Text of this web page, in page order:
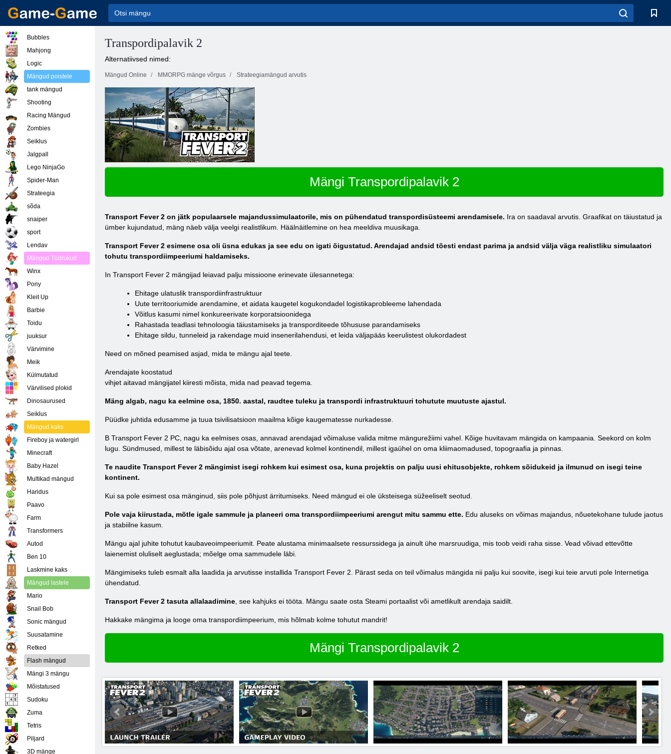
Transpordipalavik 2
Alternatiivsed nimed:
Mängud Online MMORPG mänge võrgus Strateegiamängud arvutis
Mängi Transpordipalavik 2
Transport Fever 2 on jätk populaarsele majandussimulaatorile, mis on pühendatud transpordisüsteemi arendamisele. Ira on saadaval arvutis. Graafikat on täiustatud ja
ümber kujundatud, mäng näeb välja veelgi realistlikum. Häälnäitlemine on hea meeldiva muusikaga.
Transport Fever 2 esimene osa oli üsna edukas ja see edu on igati õigustatud. Arendajad andsid tõesti endast parima ja andsid välja väga realistliku simulaatori
tohutu transpordiimpeeriumi haldamiseks.
In Transport Fever 2 mängijad leiavad palju missioone erinevate ülesannetega:
Ehitage ulatuslik transpordiinfrastruktuur
Uute territooriumide arendamine, et aidata kaugetel kogukondadel logistikaprobleeme lahendada
Võitlus kasumi nimel konkureerivate korporatsioonidega
Rahastada teadlasi tehnoloogia täiustamiseks ja transporditeede tõhususe parandamiseks
Ehitage sildu, tunneleid ja rakendage muid insenerilahendusi, et leida väljapääs keerulistest olukordadest
Need on mõned peamised asjad, mida te mängu ajal teete.
Arendajate koostatud
vihjet aitavad mängijatel kiiresti mõista, mida nad peavad tegema.
Mäng algab, nagu ka eelmine osa, 1850. aastal, raudtee tuleku ja transpordi infrastruktuuri tohutute muutuste ajastul.
Püüdke juhtida edusamme ja tuua tsivilisatsioon maailma kõige kaugematesse nurkadesse.
В Transport Fever 2 PC, nagu ka eelmises osas, annavad arendajad võimaluse valida mitme mängurežiimi vahel. Kõige huvitavam mängida on kampaania. Seekord on kolm
lugu. Sündmused, millest te läbisõidu ajal osa võtate, arenevad kolmel kontinendil, millest igaühel on oma kliimaomadused, topograafia ja pinnas.
Te naudite Transport Fever 2 mängimist isegi rohkem kui esimest osa, kuna projektis on palju uusi ehitusobjekte, rohkem sõidukeid ja ilmunud on isegi teine
kontinent.
Kui sa pole esimest osa mänginud, siis pole põhjust ärritumiseks. Need mängud ei ole üksteisega süžeeliselt seotud.
Pole vaja kiirustada, mõtle igale sammule ja planeeri oma transpordiimpeeriumi arengut mitu sammu ette. Edu aluseks on võimas majandus, nõuetekohane tulude jaotus
ja stabiilne kasum.
Mängu ajal juhite tohutut kaubaveoimpeeriumit. Peate alustama minimaalsete ressurssidega ja ainult ühe marsruudiga, mis toob veidi raha sisse. Vead võivad ettevõtte
laienemist oluliselt aeglustada; mõelge oma sammudele läbi.
Mängimiseks tuleb esmalt alla laadida ja arvutisse installida Transport Fever 2. Pärast seda on teil võimalus mängida nii palju kui soovite, isegi kui teie arvuti pole Internetiga
ühendatud.
Transport Fever 2 tasuta allalaadimine , see kahjuks ei tööta. Mängu saate osta Steami portaalist või ametlikult arendaja saidilt.
Hakkake mängima ja looge oma transpordiimpeerium, mis hõlmab kolme tohutut mandrit!
Mängi Transpordipalavik 2
Bubbles
Mahjong
Logic
Mängud poistele
tank mängud
Shooting
Racing Mängud
Zombies
Seiklus
Jalgpall
Lego NinjaGo
Spider-Man
Strateegia
sõda
snaiper
sport
Lendav
Mängud Tüdrukud
Winx
Pony
Kleit Up
Barbie
Toidu
juuksur
Värvimine
Meik
Külmutatud
Värvilised plokid
Dinosaurused
Seiklus
Mängud kaks
Fireboy ja watergirl
Minecraft
Baby Hazel
Multikad mängud
Haridus
Paavo
Farm
Transformers
Autod
Ben 10
Laskmine kaks
Mängud lastele
Mario
Snail Bob
Sonic mängud
Suusatamine
Retked
Flash mängud
Mängi 3 mängu
Mõistatused
Sudoku
Zuma
Tetris
Piljard
3D mänge